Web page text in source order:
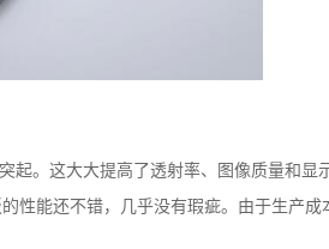
起。这大大提高了透射率、图像质量和显
性能还不错，几乎没有瑕疵。由于生产成